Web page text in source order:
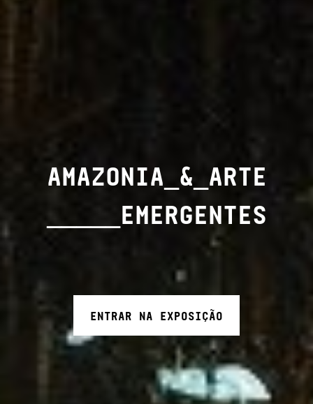
AMAZONIA_&_ARTE
_____EMERGENTES
ENTRAR NA EXPOSIÇÃO